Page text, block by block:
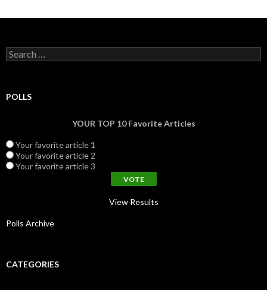
Search for:
POLLS
YOUR TOP 10 Favorite Articles
Your favorite article 1
Your favorite article 2
Your favorite article 3
View Results
Polls Archive
CATEGORIES